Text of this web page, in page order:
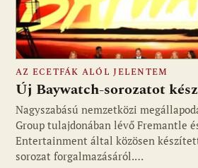
Fotó: media1.hu
AZ ECETFÁK ALÓL JELENTEM
Új Baywatch-sorozatot
Nagyszabású nemzetközi
Group tulajdonában lévő Fremantle
Entertainment által közösen
sorozat forgalmazásáról.…